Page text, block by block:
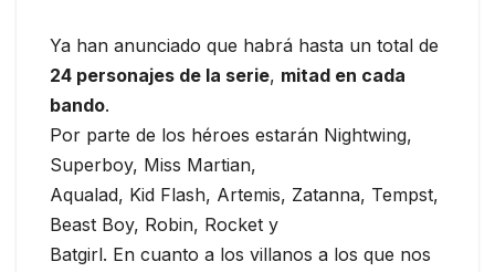
Ya han anunciado que habrá hasta un total de
24 personajes de la serie, mitad en cada
bando.
Por parte de los héroes estarán Nightwing,
Superboy, Miss Martian,
Aqualad, Kid Flash, Artemis, Zatanna, Tempst,
Beast Boy, Robin, Rocket y
Batgirl. En cuanto a los villanos a los que nos